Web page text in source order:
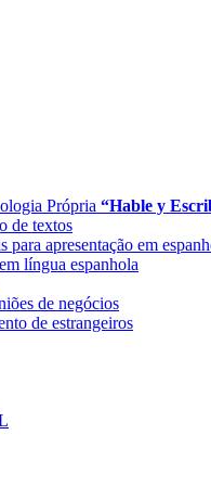
Própria “Hable y
de textos
para apresentação em
língua espanhola
de negócios
de estrangeiros